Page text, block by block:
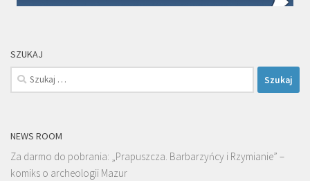
SZUKAJ
Szukaj:
NEWS ROOM
Za darmo do pobrania: „Prapuszcza. Barbarzyńcy i Rzymianie” –
komiks o archeologii Mazur